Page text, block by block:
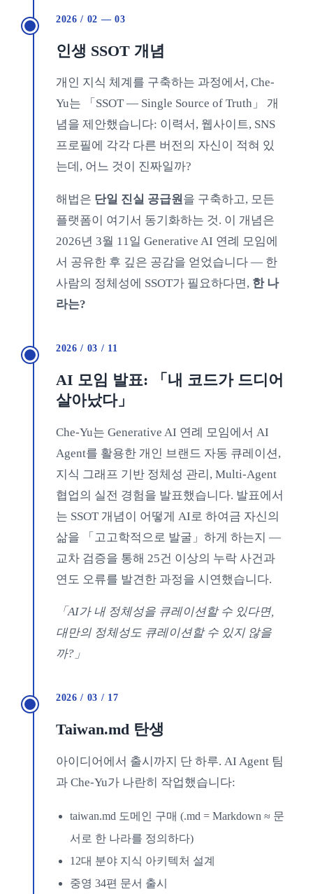
2026 / 02 — 03
인생 SSOT 개념
개인 지식 체계를 구축하는 과정에서, Che-
Yu는 「SSOT — Single Source of Truth」 개
념을 제안했습니다: 이력서, 웹사이트, SNS
프로필에 각각 다른 버전의 자신이 적혀 있
는데, 어느 것이 진짜일까?
해법은 단일 진실 공급원을 구축하고, 모든
플랫폼이 여기서 동기화하는 것. 이 개념은
2026년 3월 11일 Generative AI 연례 모임에
서 공유한 후 깊은 공감을 얻었습니다 — 한
사람의 정체성에 SSOT가 필요하다면, 한 나
라는?
2026 / 03 / 11
AI 모임 발표: 「내 코드가 드디어
살아났다」
Che-Yu는 Generative AI 연례 모임에서 AI
Agent를 활용한 개인 브랜드 자동 큐레이션,
지식 그래프 기반 정체성 관리, Multi-Agent
협업의 실전 경험을 발표했습니다. 발표에서
는 SSOT 개념이 어떻게 AI로 하여금 자신의
삶을 「고고학적으로 발굴」하게 하는지 —
교차 검증을 통해 25건 이상의 누락 사건과
연도 오류를 발견한 과정을 시연했습니다.
「AI가 내 정체성을 큐레이션할 수 있다면,
대만의 정체성도 큐레이션할 수 있지 않을
까?」
2026 / 03 / 17
Taiwan.md 탄생
아이디어에서 출시까지 단 하루. AI Agent 팀
과 Che-Yu가 나란히 작업했습니다:
taiwan.md 도메인 구매 (.md = Markdown ≈ 문
서로 한 나라를 정의하다)
12대 분야 지식 아키텍처 설계
중영 34편 문서 출시